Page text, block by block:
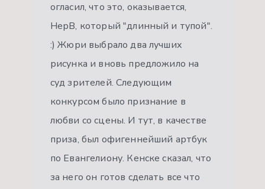
огласил, что это, оказывается,
НерВ, который "длинный и тупой".
:) Жюри выбрало два лучших
рисунка и вновь предложило на
суд зрителей. Следующим
конкурсом было признание в
любви со сцены. И тут, в качестве
приза, был офигеннейший артбук
по Евангелиону. Кенске сказал, что
за него он готов сделать все что